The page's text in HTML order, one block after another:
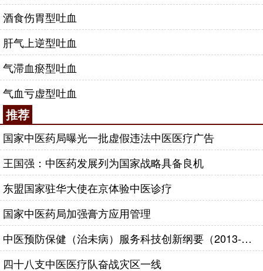
酒食伤胃型吐血
肝气上逆型吐血
气滞血瘀型吐血
气血亏虚型吐血
推荐
国家中医药局曝光一批虚假违法中医医疗广告
王国强：中医药发展列为国家战略具备良机
东盟国家驻华大使在京体验中医诊疗
国家中医药局加强膏方应用管理
中医预防保健（治未病）服务科技创新纲要（2013-2020年）
四十八支中医医疗队奋战灾区一线